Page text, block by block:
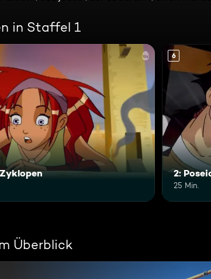
in Staffel 1
6
2:
25 Min.
Überblick